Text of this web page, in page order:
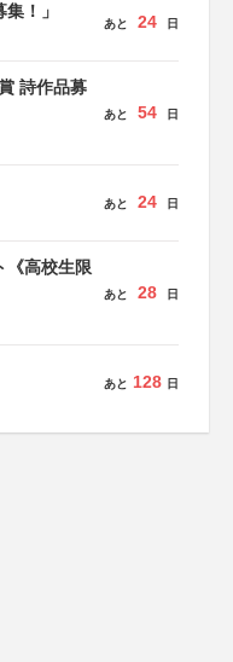
！」
あと 24 日
詩作品募
あと 54 日
あと 24 日
《高校生限
あと 28 日
あと 128 日